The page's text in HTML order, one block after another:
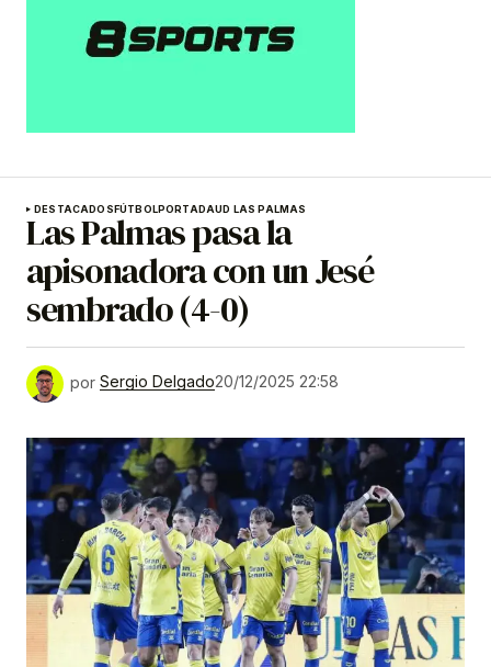
DESTACADOSFÚTBOLPORTADAUD LAS PALMAS
Las Palmas pasa la
apisonadora con un Jesé
sembrado (4-0)
por Sergio Delgado20/12/2025 22:58